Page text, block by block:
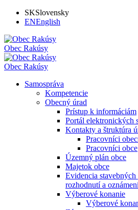
SKSlovensky
ENEnglish
Obec Rakúsy
Obec Rakúsy
Samospráva
Kompetencie
Obecný úrad
Prístup k informáciám
Portál elektronických
Kontakty a štruktúra
Pracovníci
Pracovníci obce
Územný plán obce
Majetok obce
Evidencia
rozhodnutí a
Výberové konanie
Výberové